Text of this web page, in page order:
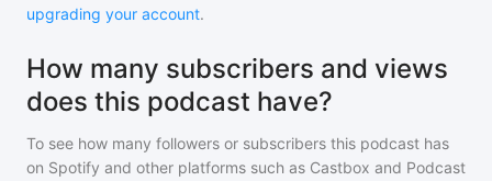
upgrading your account.
How many subscribers and views
does this podcast have?
To see how many followers or subscribers this podcast has
on Spotify and other platforms such as Castbox and Podcast